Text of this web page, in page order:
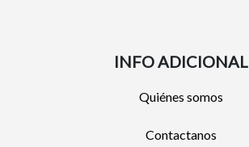
INFO ADICIONAL
Quiénes somos
Contactanos